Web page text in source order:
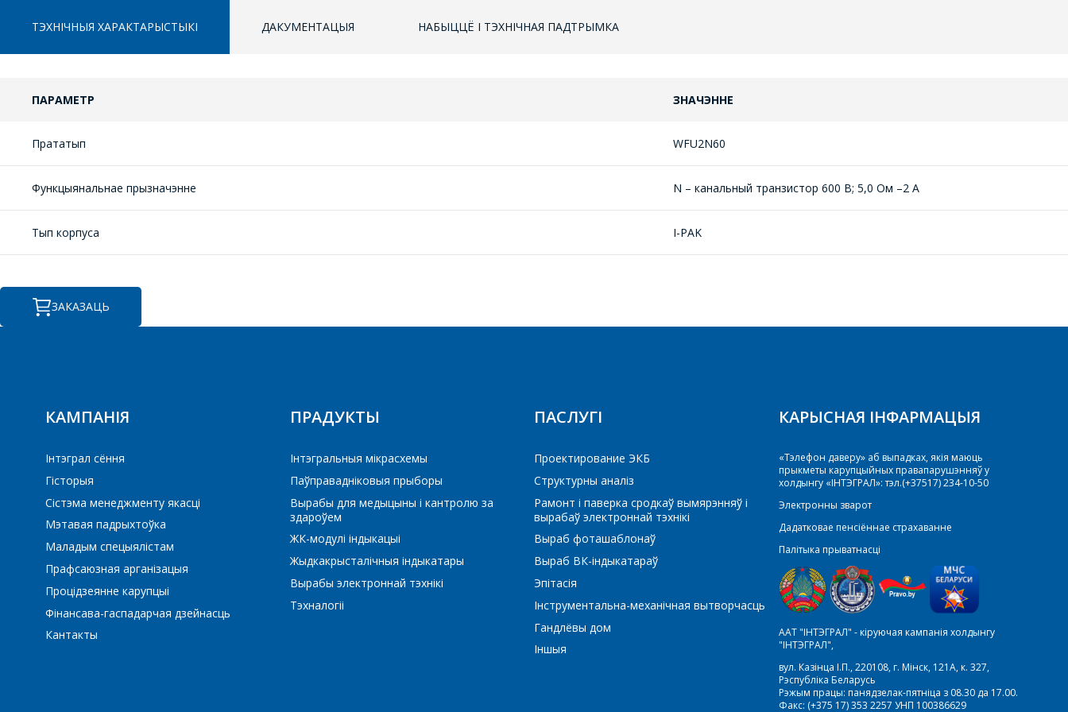
ТЭХНІЧНЫЯ ХАРАКТАРЫСТЫКІ ДАКУМЕНТАЦЫЯ НАБЫЦЦЁ І ТЭХНІЧНАЯ ПАДТРЫМКА
ПАРАМЕТР ЗНАЧЭННЕ
Прататып WFU2N60
Функцыянальнае прызначэнне N – канальный транзистор 600 В; 5,0 Ом –2 А
Тып корпуса I-PAK
ЗАКАЗАЦЬ
ППЕРАЙСЦІ Ў КОШЫК ПРАЦЯГНУЦЬ ПАКУПКІ
ПЕРАЙСЦІ Ў КОШЫК ПРАЦЯГНУЦЬ ПАКУПКІ
КАМПАНІЯ
Інтэграл сёння
Гісторыя
Сістэма менеджменту якасці
Мэтавая падрыхтоўка
Маладым спецыялістам
Прафсаюзная арганізацыя
Процідзеянне карупцыі
Фінансава-гаспадарчая дзейнасць
Кантакты
ПРАДУКТЫ
Iнтэгральныя мікрасхемы
Паўправадніковыя прыборы
Вырабы для медыцыны і кантролю за
здароўем
ЖК-модулі індыкацыі
Жыдкакрысталічныя індыкатары
Вырабы электроннай тэхнікі
Тэхналогіі
ПАСЛУГІ
Проектирование ЭКБ
Структурны аналіз
Рамонт і паверка сродкаў вымярэнняў і
вырабаў электроннай тэхнікі
Выраб фоташаблонаў
Выраб ВК-індыкатараў
Эпітасія
Інструментальна-механічная вытворчасць
Гандлёвы дом
Іншыя
КАРЫСНАЯ ІНФАРМАЦЫЯ
«Тэлефон даверу» аб выпадках, якія маюць
прыкметы карупцыйных правапарушэнняў у
холдынгу «ІНТЭГРАЛ»: тэл.(+37517) 234-10-50
Электронны зварот
Дадатковае пенсіённае страхаванне
Палітыка прыватнасці
ААТ "ІНТЭГРАЛ" - кіруючая кампанія холдынгу
"ІНТЭГРАЛ",
вул. Казінца І.П., 220108, г. Мінск, 121А, к. 327,
Рэспубліка Беларусь
Рэжым працы: панядзелак-пятніца з 08.30 да 17.00.
Факс: (+375 17) 353 2257 УНП 100386629
МЕНЕДЖЭРЫ КАМПАНІІ З РАДАСЦЮ
РАЗЛІЧАЦЬ КОШТ ПАСЛУГ І
КАМЕРЦЫЙНАЕ ПРАПАНОВУ.
Які цікавіць тавар/паслуга
Паведамленне*